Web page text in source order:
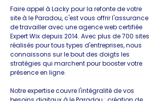
Faire appel à Lacky pour la refonte de votre
site à le Paradou, c'est vous offrir l'assurance
de travailler avec une agence web certifiée
Expert Wix depuis 2014. Avec plus de 700 sites
réalisés pour tous types d'entreprises, nous
connaissons sur le bout des doigts les
stratégies qui marchent pour booster votre
présence en ligne.
Notre expertise couvre l'intégralité de vos